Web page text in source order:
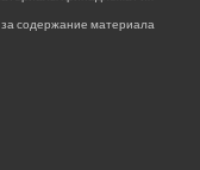
содержание материала